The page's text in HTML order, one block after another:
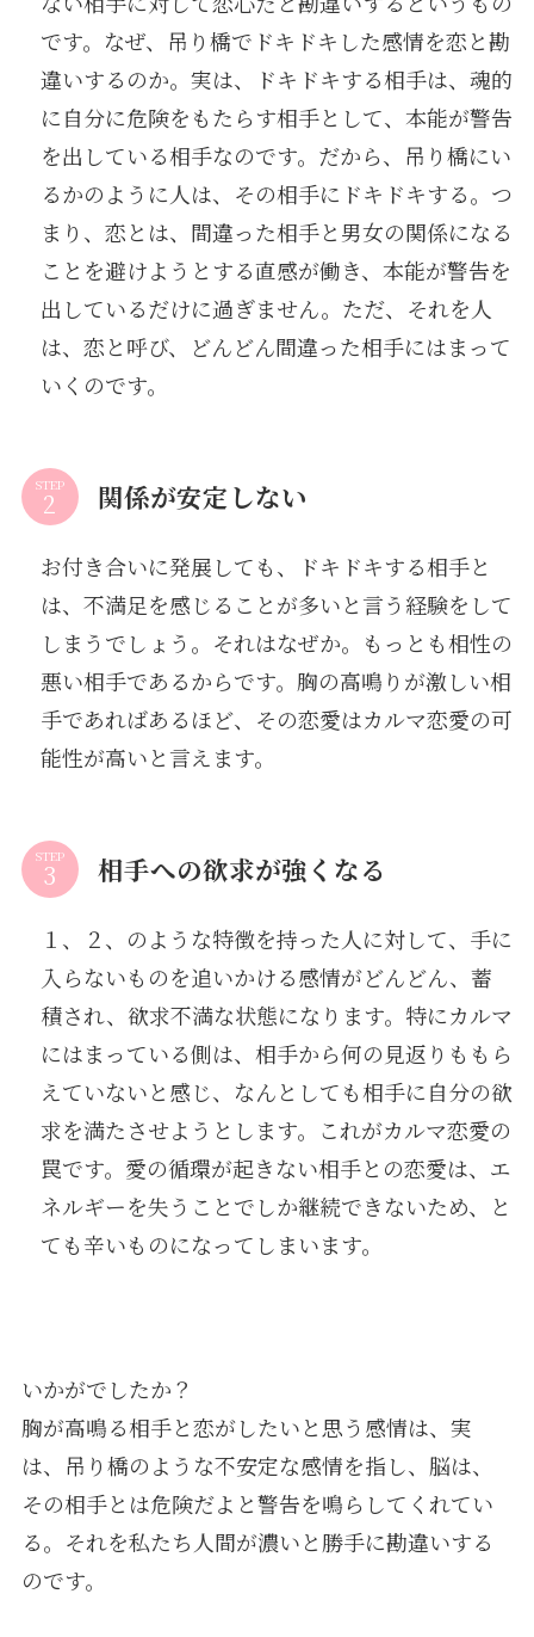
です。なぜ、吊り橋でドキドキした感情を恋と勘
違いするのか。実は、ドキドキする相手は、魂的
に自分に危険をもたらす相手として、本能が警告
を出している相手なのです。だから、吊り橋にい
るかのように人は、その相手にドキドキする。つ
まり、恋とは、間違った相手と男女の関係になる
ことを避けようとする直感が働き、本能が警告を
出しているだけに過ぎません。ただ、それを人
は、恋と呼び、どんどん間違った相手にはまって
いくのです。
STEP 関係が安定しない
お付き合いに発展しても、ドキドキする相手と
は、不満足を感じることが多いと言う経験をして
しまうでしょう。それはなぜか。もっとも相性の
悪い相手であるからです。胸の高鳴りが激しい相
手であればあるほど、その恋愛はカルマ恋愛の可
能性が高いと言えます。
STEP 相手への欲求が強くなる
１、２、のような特徴を持った人に対して、手に
入らないものを追いかける感情がどんどん、蓄
積され、欲求不満な状態になります。特にカルマ
にはまっている側は、相手から何の見返りももら
えていないと感じ、なんとしても相手に自分の欲
求を満たさせようとします。これがカルマ恋愛の
罠です。愛の循環が起きない相手との恋愛は、エ
ネルギーを失うことでしか継続できないため、と
ても辛いものになってしまいます。
いかがでしたか？
胸が高鳴る相手と恋がしたいと思う感情は、実
は、吊り橋のような不安定な感情を指し、脳は、
その相手とは危険だよと警告を鳴らしてくれてい
る。それを私たち人間が濃いと勝手に勘違いする
のです。